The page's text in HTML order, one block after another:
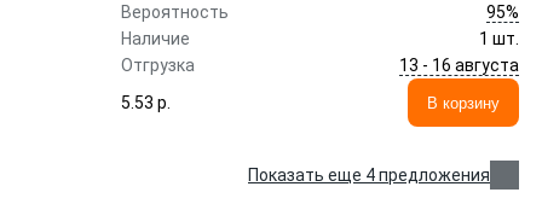
Вероятность
95%
Наличие
1 шт.
Отгрузка
13 - 16 августа
5.53 p.
В корзину
Показать еще 4 предложения